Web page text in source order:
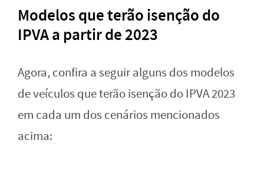
Modelos que terão isenção do
IPVA a partir de 2023
Agora, confira a seguir alguns dos modelos
de veículos que terão isenção do IPVA 2023
em cada um dos cenários mencionados
acima: